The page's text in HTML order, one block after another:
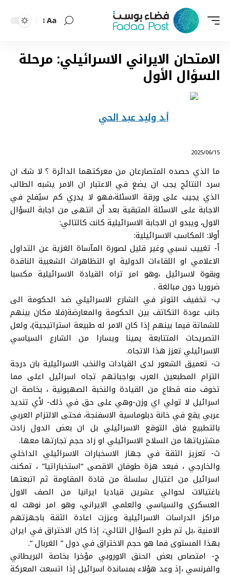
Font
Aa
الامتحان الايراني الاسرائيلي: مرحلة
السؤال الأول
⠀ 2025/06/15
أ.د وليد عبد الحي
ما الذي حصده المتصارعان من معركتهما الدائرة ؟ لا شك ان
سرد النتائج يجب ان يضع في الاعتبار ان الامر يشبه الطالب
الذي يجيب على ورقة الاسئلة،فهو لا يدري كم سيُفلح في
الاجابة على الاسئلة المتبقية بعد أن انتهى من اجابة السؤال
الاول، ويبدو ان الاجابة الاسرائيلية كانت كالتالي:
أولا: المكاسب الاسرائيلية:
أ‌- تغييب نسبي وغير قليل لصورة المآساة الغزية عن التداول
الاعلامي او اللقاءات الدولية او التظاهرات الشعبية الناقدة
وبقوة لاسرائيل ،وهو امر تراه القيادة الاسرائيلية مكسبا
ضروريا دون مبالغة .
ب‌- تخفيف التوتر في الشارع الاسرائيلي ضد الحكومة الى
جانب عودة التكاتف بين الحكومة والمعارضة(فلا مكان بينهم
للشماتة فيما بينهم إذا كان الامر له طبيعة استراتيجية)، ولعل
التصريحات المتتابعة يمينا ويسارا من الشارع السياسي
الاسرائيلي تعزز هذا الاتجاه.
ت‌- تعميق الشعور لدى القيادات والنخب الاسرائيلية بان درجة
التزام المطبعين العرب بواجباتهم تجاه اسرائيل اعلى مما
تخوف منه قطاع من القيادة والنخبة الصهيونية ، بخاصة ان
اسرائيل لا تولي اي وزن-وهي على حق في ذلك- لأي تنديد
عربي يقع في خانة دبلوماسية الاسفنجة، فحتى الالتزام العربي
بالتطبيع فاق التوقع الاسرائيلي بل ان بعض الدول زادت
مشترياتها من السلاح الاسرائيلي او زاد حجم تجارتها معها.
ث‌- تعزيز الثقة في جهاز الاسخبارات الاسرائيلي الداخلي
والخارجي ، فبعد هزة طوفان الاقصى “استخباراتيا” ، تمكنت
اسرائيل من اغتيال سلسلة من قادة المقاومة ثم اتبعتها
باغتيالات لحوالي عشرين قياديا ايرانيا من الصف الاول
العسكري والسياسي والعلمي الايراني، وهو امر نوهت له
مراكز الدراسات الاسرائيلية وعززت اعادة الثقة باجهزتهم
الامنية ،بل تم طرح السؤال التالي:، إذا كان الاختراق في ايران
بهذا المستوى فما هو حجم الاختراق في دول ” الغربال “.
ج‌- امتصاص بعض الحنق الاوروبي مؤخرا بخاصة البريطاني
والفرنسي ،إذ وعد هؤلاء بمساندة اسرائيل إذا اتسعت المعركة